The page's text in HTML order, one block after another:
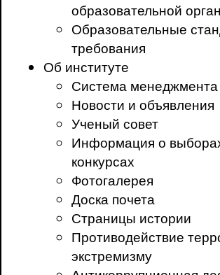
образовательной
Образовательные
требования
Об институте
Система менеджмента
Новости и объявления
Ученый совет
Информация о
конкурсах
Фотогалерея
Доска почета
Страницы истории
Противодействие
экстремизму